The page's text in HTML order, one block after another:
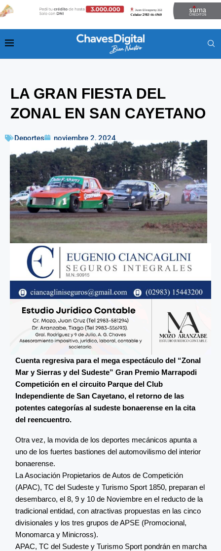
LA GRAN FIESTA DEL
ZONAL EN SAN CAYETANO
Deportes noviembre 2, 2024
Cuenta regresiva para el mega espectáculo del “Zonal
Mar y Sierras y del Sudeste” Gran Premio Marrapodi
Competición en el circuito Parque del Club
Independiente de San Cayetano, el retorno de las
potentes categorías al sudeste bonaerense en la cita
del reencuentro.
Otra vez, la movida de los deportes mecánicos apunta a
uno de los fuertes bastiones del automovilismo del interior
bonaerense.
La Asociación Propietarios de Autos de Competición
(APAC), TC del Sudeste y Turismo Sport 1850, preparan el
desembarco, el 8, 9 y 10 de Noviembre en el reducto de la
tradicional entidad, con atractivas propuestas en las cinco
divisionales y los tres grupos de APSE (Promocional,
Monomarca y Minicross).
APAC, TC del Sudeste y Turismo Sport pondrán en marcha